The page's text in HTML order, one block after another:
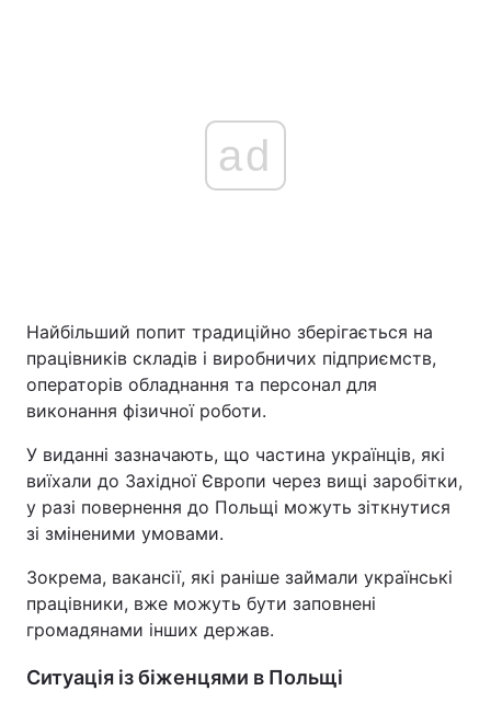
ad
Найбільший попит традиційно зберігається на
працівників складів і виробничих підприємств,
операторів обладнання та персонал для
виконання фізичної роботи.
У виданні зазначають, що частина українців, які
виїхали до Західної Європи через вищі заробітки,
у разі повернення до Польщі можуть зіткнутися
зі зміненими умовами.
Зокрема, вакансії, які раніше займали українські
працівники, вже можуть бути заповнені
громадянами інших держав.
Ситуація із біженцями в Польщі